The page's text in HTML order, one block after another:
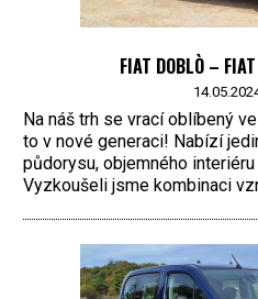
FIAT DOBLÒ –
Na náš trh se vrací oblíbený
to v nové generaci! Nabízí
půdorysu, objemného
Vyzkoušeli jsme kombinaci